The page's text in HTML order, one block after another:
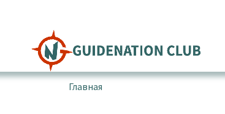
содержимому
Главная